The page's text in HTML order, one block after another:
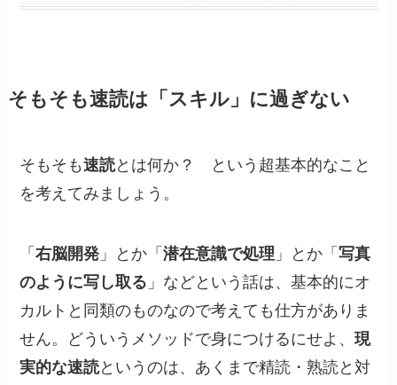
そもそも速読は「スキル」に過ぎない
そもそも速読とは何か？ という超基本的なこと
を考えてみましょう。
「右脳開発 」とか「潜在意識で処理 」とか「写真
のように写し取る 」などという話は、基本的にオ
カルトと同類のものなので考えても仕方がありま
せん。どういうメソッドで身につけるにせよ、現
実的な速読というのは、あくまで精読・熟読と対